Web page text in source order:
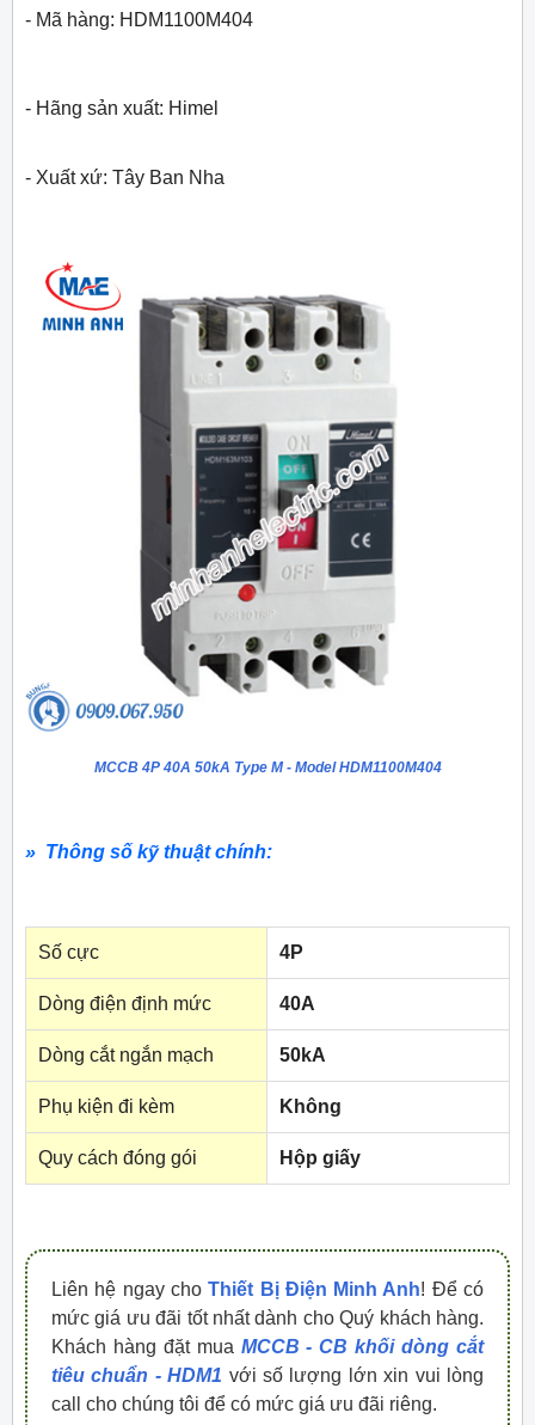
- Mã hàng: HDM1100M404
- Hãng sản xuất: Himel
- Xuất xứ: Tây Ban Nha
MCCB 4P 40A 50kA Type M - Model HDM1100M404
» Thông số kỹ thuật chính:
Số cực 4P
Dòng điện định mức 40A
Dòng cắt ngắn mạch 50kA
Phụ kiện đi kèm Không
Quy cách đóng gói Hộp giấy
Liên hệ ngay choThiết Bị Điện Minh Anh! Để có
mức giá ưu đãi tốt nhất dành cho Quý khách hàng.
Khách hàng đặt mua MCCB - CB khối dòng cắt
tiêu chuẩn - HDM1 với số lượng lớn xin vui lòng
call cho chúng tôi để có mức giá ưu đãi riêng.